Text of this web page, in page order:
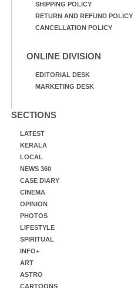
SHIPPING POLICY
RETURN AND REFUND POLICY
CANCELLATION POLICY
ONLINE DIVISION
EDITORIAL DESK
MARKETING DESK
SECTIONS
LATEST
KERALA
LOCAL
NEWS 360
CASE DIARY
CINEMA
OPINION
PHOTOS
LIFESTYLE
SPIRITUAL
INFO+
ART
ASTRO
CARTOONS